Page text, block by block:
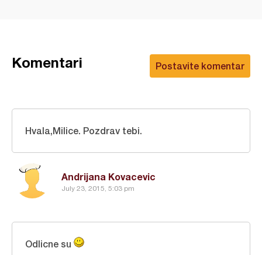
Postavite komentar
Komentari
Andrijana Kovacevic
July 23, 2015, 5:03 pm
Hvala,Milice. Pozdrav tebi.
Odlicne su